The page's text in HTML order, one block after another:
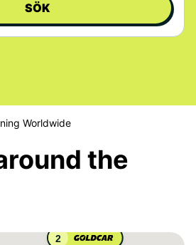
SÖK
Worldwide
the
2